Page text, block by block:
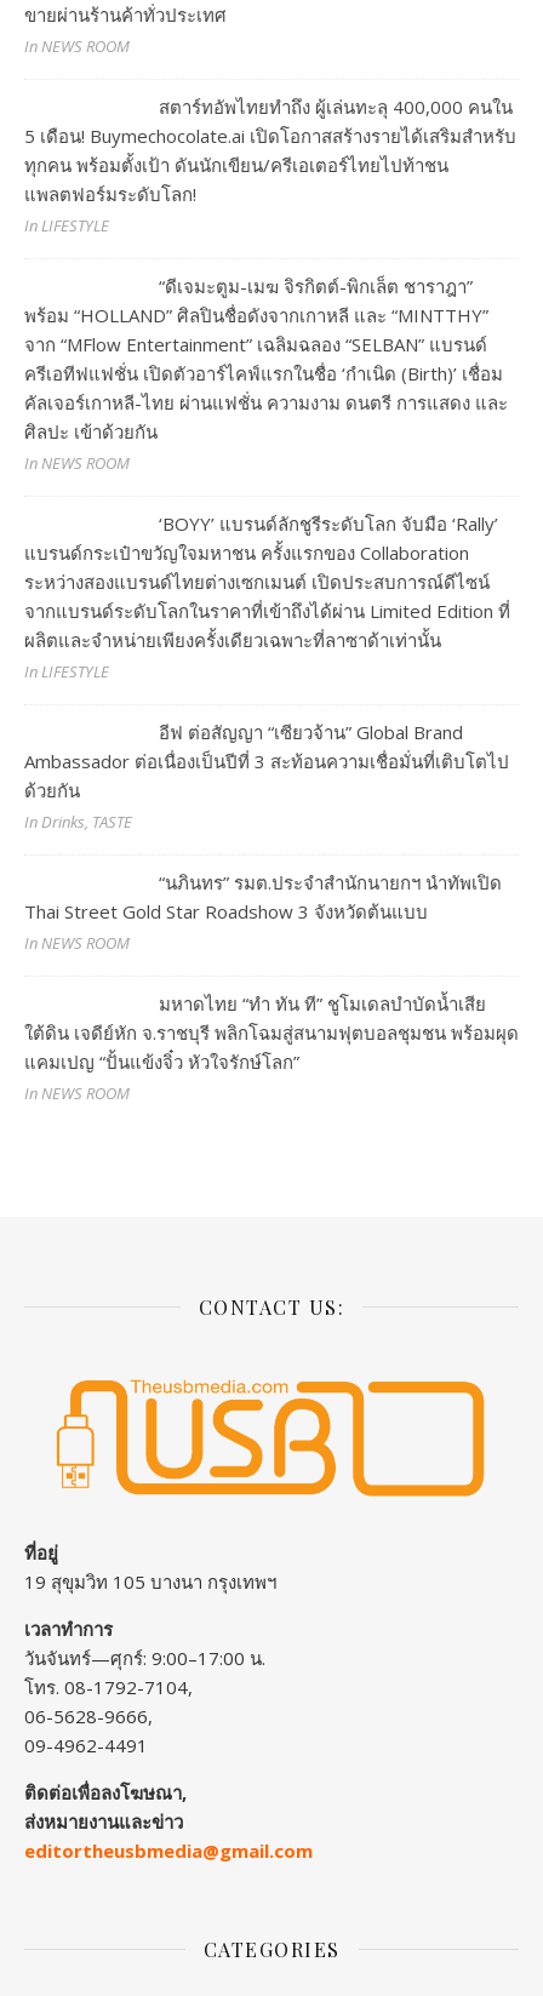
ขายผ่านร้านค้าทั่วประเทศ
In NEWS ROOM
สตาร์ทอัพไทยทำถึง ผู้เล่นทะลุ 400,000 คนใน
5 เดือน! Buymechocolate.ai เปิดโอกาสสร้างรายได้เสริมสำหรับ
ทุกคน พร้อมตั้งเป้า ดันนักเขียน/ครีเอเตอร์ไทยไปท้าชน
แพลตฟอร์มระดับโลก!
In LIFESTYLE
“ดีเจมะตูม-เมฆ จิรกิตต์-พิกเล็ต ชาราฎา”
พร้อม “HOLLAND” ศิลปินชื่อดังจากเกาหลี และ “MINTTHY”
จาก “MFlow Entertainment” เฉลิมฉลอง “SELBAN” แบรนด์
ครีเอทีฟแฟชั่น เปิดตัวอาร์ไคฟ์แรกในชื่อ ‘กำเนิด (Birth)’ เชื่อม
คัลเจอร์เกาหลี-ไทย ผ่านแฟชั่น ความงาม ดนตรี การแสดง และ
ศิลปะ เข้าด้วยกัน
In NEWS ROOM
‘BOYY’ แบรนด์ลักชูรีระดับโลก จับมือ ‘Rally’
แบรนด์กระเป๋าขวัญใจมหาชน ครั้งแรกของ Collaboration
ระหว่างสองแบรนด์ไทยต่างเซกเมนต์ เปิดประสบการณ์ดีไซน์
จากแบรนด์ระดับโลกในราคาที่เข้าถึงได้ผ่าน Limited Edition ที่
ผลิตและจำหน่ายเพียงครั้งเดียวเฉพาะที่ลาซาด้าเท่านั้น
In LIFESTYLE
อีฟ ต่อสัญญา “เซียวจ้าน” Global Brand
Ambassador ต่อเนื่องเป็นปีที่ 3 สะท้อนความเชื่อมั่นที่เติบโตไป
ด้วยกัน
In Drinks, TASTE
“นภินทร” รมต.ประจำสำนักนายกฯ นำทัพเปิด
Thai Street Gold Star Roadshow 3 จังหวัดต้นแบบ
In NEWS ROOM
มหาดไทย “ทำ ทัน ที” ชูโมเดลบำบัดน้ำเสีย
ใต้ดิน เจดีย์หัก จ.ราชบุรี พลิกโฉมสู่สนามฟุตบอลชุมชน พร้อมผุด
แคมเปญ “ปั้นแข้งจิ๋ว หัวใจรักษ์โลก”
In NEWS ROOM
CONTACT US:
ที่อยู่
19 สุขุมวิท 105 บางนา กรุงเทพฯ
เวลาทำการ
วันจันทร์—ศุกร์: 9:00–17:00 น.
โทร. 08-1792-7104,
06-5628-9666,
09-4962-4491
ติดต่อเพื่อลงโฆษณา,
ส่งหมายงานและข่าว
editortheusbmedia@gmail.com
CATEGORIES